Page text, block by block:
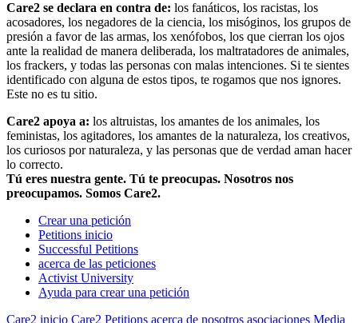
Care2 se declara en contra de: los fanáticos, los racistas, los
acosadores, los negadores de la ciencia, los misóginos, los grupos de
presión a favor de las armas, los xenófobos, los que cierran los ojos
ante la realidad de manera deliberada, los maltratadores de animales,
los frackers, y todas las personas con malas intenciones. Si te sientes
identificado con alguna de estos tipos, te rogamos que nos ignores.
Este no es tu sitio.
Care2 apoya a: los altruistas, los amantes de los animales, los
feministas, los agitadores, los amantes de la naturaleza, los creativos,
los curiosos por naturaleza, y las personas que de verdad aman hacer
lo correcto.
Tú eres nuestra gente. Tú te preocupas. Nosotros nos
preocupamos. Somos Care2.
Crear una petición
Petitions inicio
Successful Petitions
acerca de las peticiones
Activist University
Ayuda para crear una petición
Care2 inicio Care2 Petitions acerca de nosotros asociaciones Media